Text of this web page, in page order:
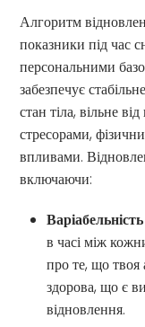
Алгоритм
показники під час
персональними
забезпечує
стан тіла, вільне
стресорами,
впливами.
включаючи:
в часі між
про те, що твоя
здорова, що є
відновлення.